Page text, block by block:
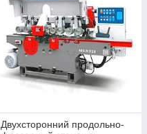
Двухсторонний продольно-